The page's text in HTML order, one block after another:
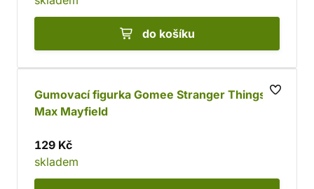
do košíku
Gumovací figurka Gomee Stranger Things -
Max Mayfield
129 Kč
skladem